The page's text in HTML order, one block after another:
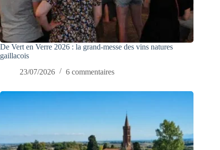
De Vert en Verre 2026 : la grand-messe des vins natures
gaillacois
23/07/2026
6 commentaires